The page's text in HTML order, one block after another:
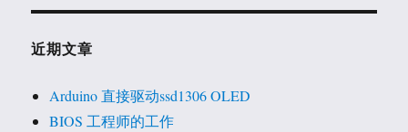
近期文章
Arduino 直接驱动ssd1306 OLED
BIOS 工程师的工作